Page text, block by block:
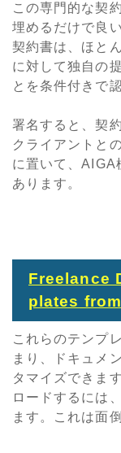
この専門的な契
埋めるだけで良
契約書は、ほと
に対して独自の
とを条件付きで
署名すると、契
クライアントと
に置いて、AIGA
あります。
Freelance
plates
これらのテンプ
まり、ドキュメ
タマイズできま
ロードするには
ます。これは面